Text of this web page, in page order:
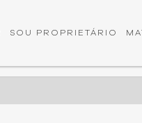
SOU PROPRIETÁRIO